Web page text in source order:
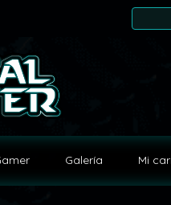
Galería Mi